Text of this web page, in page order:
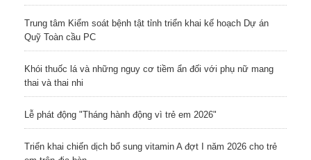
Trung tâm Kiểm soát bệnh tật tỉnh triển khai kế hoạch Dự án
Quỹ Toàn cầu PC
Khói thuốc lá và những nguy cơ tiềm ẩn đối với phụ nữ mang
thai và thai nhi
Lễ phát động "Tháng hành động vì trẻ em 2026"
Triển khai chiến dịch bổ sung vitamin A đợt I năm 2026 cho trẻ